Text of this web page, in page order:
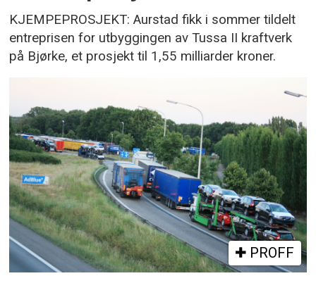
KJEMPEPROSJEKT: Aurstad fikk i sommer tildelt
entreprisen for utbyggingen av Tussa II kraftverk
på Bjørke, et prosjekt til 1,55 milliarder kroner.
PROFF